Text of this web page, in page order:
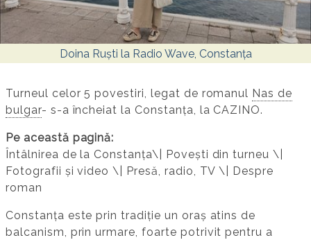
Doina Ruști la Radio Wave, Constanța
Turneul celor 5 povestiri, legat de romanul Nas de
bulgar- s-a încheiat la Constanța, la CAZINO.
Pe această pagină:
Întâlnirea de la Constanța\| Povești din turneu \|
Fotografii și video \| Presă, radio, TV \| Despre
roman
Constanța este prin tradiție un oraș atins de
balcanism, prin urmare, foarte potrivit pentru a